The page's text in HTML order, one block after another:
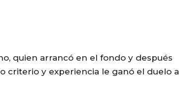
quien arrancó en el fondo y después
criterio y experiencia le ganó el duelo a